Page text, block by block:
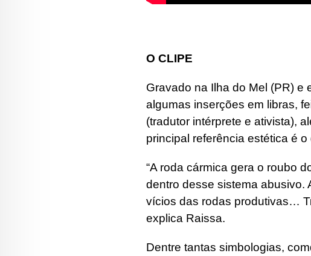
O CLIPE
Gravado na Ilha do Mel (PR) e
algumas inserções em libras,
(tradutor intérprete e ativista),
principal referência estética é o
“A roda cármica gera o roubo
dentro desse sistema abusivo.
vícios das rodas produtivas…
explica Raissa.
Dentre tantas simbologias,